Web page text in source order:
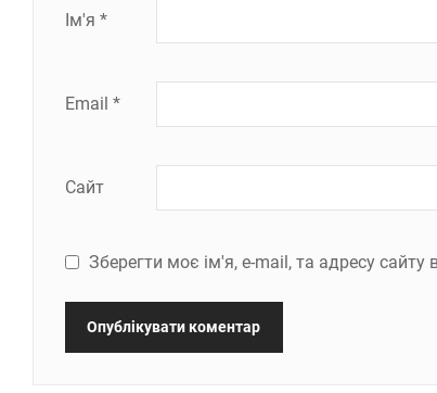
Ім'я *
Email *
Сайт
Зберегти моє ім'я, e-mail, та адресу